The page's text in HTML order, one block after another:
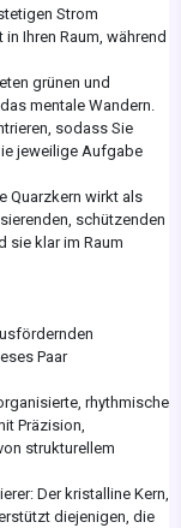
Strom
Ihren Raum, während
grünen und
mentale Wandern.
sodass Sie
jeweilige Aufgabe
Quarzkern wirkt als
schützenden
sie klar im Raum
Paar
rhythmische
Präzision,
strukturellem
Der kristalline Kern,
diejenigen, die